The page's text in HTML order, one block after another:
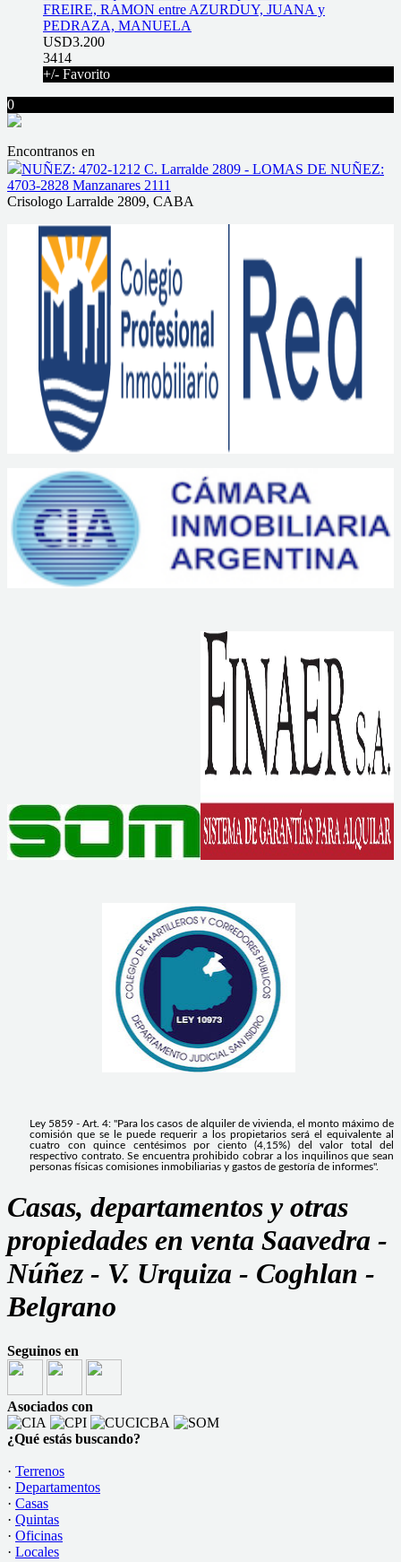
FREIRE, RAMON entre AZURDUY, JUANA y
PEDRAZA, MANUELA
USD3.200
3414
+/- Favorito
0
Encontranos en
NUÑEZ: 4702-1212 C. Larralde 2809 - LOMAS DE NUÑEZ:
4703-2828 Manzanares 2111
Crisologo Larralde 2809, CABA
Ley 5859 - Art. 4: "Para los casos de alquiler de vivienda, el monto máximo de
comisión que se le puede requerir a los propietarios será el equivalente al
cuatro con quince centésimos por ciento (4,15%) del valor total del
respectivo contrato. Se encuentra prohibido cobrar a los inquilinos que sean
personas físicas comisiones inmobiliarias y gastos de gestoría de informes".
Casas, departamentos y otras
propiedades en venta Saavedra -
Núñez - V. Urquiza - Coghlan -
Belgrano
Seguinos en
Asociados con
¿Qué estás buscando?
· Terrenos
· Departamentos
· Casas
· Quintas
· Oficinas
· Locales